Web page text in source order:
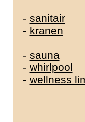
- sanitair
- kranen
- sauna
- whirlpool
- wellness